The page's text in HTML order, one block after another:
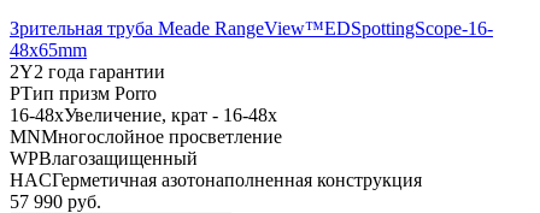
Зрительная труба Meade RangeView™EDSpottingScope-16-
48x65mm
2Y2 года гарантии
PТип призм Porro
16-48xУвеличение, крат - 16-48x
MNМногослойное просветление
WPВлагозащищенный
HACГерметичная азотонаполненная конструкция
57 990 руб.